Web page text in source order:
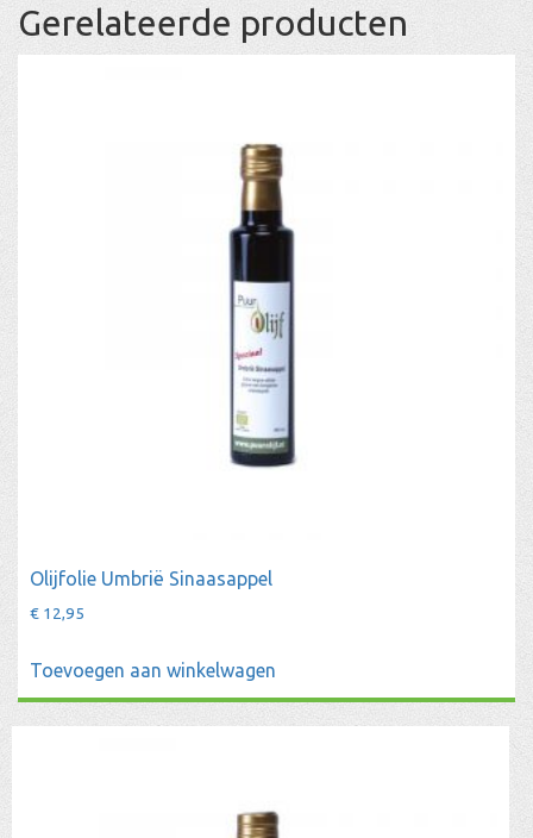
Gerelateerde producten
Olijfolie Umbrië Sinaasappel
€ 12,95
Toevoegen aan winkelwagen